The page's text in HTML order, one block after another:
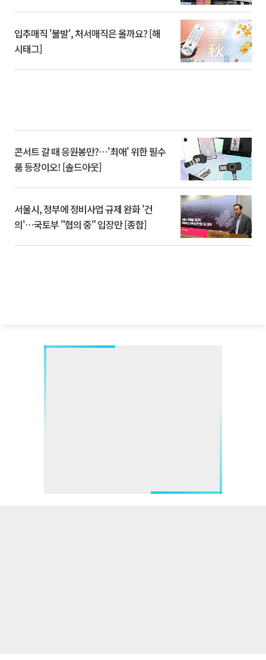
입추매직 '불발', 처서매직은 올까요? [해
시태그]
콘서트 갈 때 응원봉만?⋯'최애' 위한 필수
품 등장이오! [솔드아웃]
서울시, 정부에 정비사업 규제 완화 '건
의'⋯국토부 "협의 중" 입장만 [종합]